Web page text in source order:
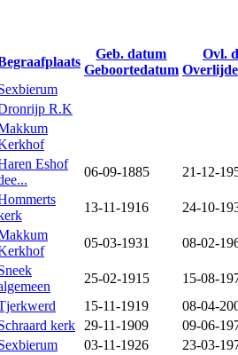
Geb. datum
Geboortedatum
Ovl.
R.K
Eshof
06-09-1885 21-12-
13-11-1916
24-10-
05-03-1931 08-02-
25-02-1915
15-08-
15-11-1919
08-04-
kerk 29-11-1909
09-06-
03-11-1926
23-03-